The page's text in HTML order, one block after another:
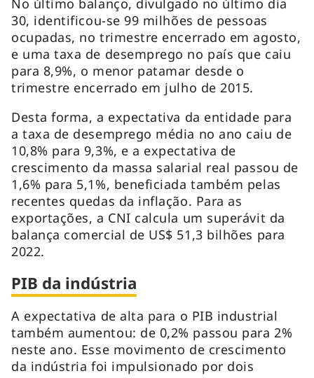
30, identificou-se 99 milhões de pessoas
ocupadas, no trimestre encerrado em agosto,
e uma taxa de desemprego no país que caiu
para 8,9%, o menor patamar desde o
trimestre encerrado em julho de 2015.
Desta forma, a expectativa da entidade para
a taxa de desemprego média no ano caiu de
10,8% para 9,3%, e a expectativa de
crescimento da massa salarial real passou de
1,6% para 5,1%, beneficiada também pelas
recentes quedas da inflação. Para as
exportações, a CNI calcula um superávit da
balança comercial de US$ 51,3 bilhões para
2022.
PIB da indústria
A expectativa de alta para o PIB industrial
também aumentou: de 0,2% passou para 2%
neste ano. Esse movimento de crescimento
da indústria foi impulsionado por dois